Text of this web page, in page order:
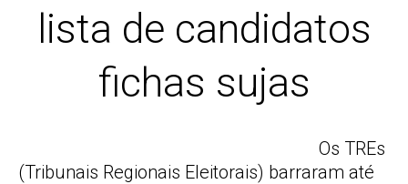
lista de candidatos
fichas sujas
Os TREs
(Tribunais Regionais Eleitorais) barraram até